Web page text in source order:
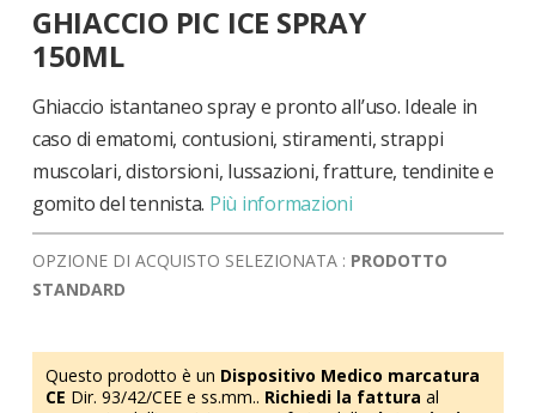
all'inizio
della
galleria
di
immagini
GHIACCIO PIC ICE SPRAY
150ML
Ghiaccio istantaneo spray e pronto all’uso. Ideale in
caso di ematomi, contusioni, stiramenti, strappi
muscolari, distorsioni, lussazioni, fratture, tendinite e
gomito del tennista. Più informazioni
OPZIONE DI ACQUISTO SELEZIONATA : PRODOTTO
STANDARD
Questo prodotto è un Dispositivo Medico marcatura
CE Dir. 93/42/CEE e ss.mm.. Richiedi la fattura al